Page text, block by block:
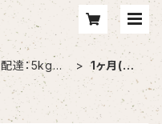
配達：5kgず
つご希望の方
1ヶ月(毎
月)に1回